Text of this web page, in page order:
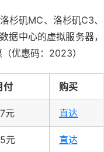
杉矶MC、洛杉矶C3、
据中心的虚拟服务器，
优惠码：2023）
付 购买
元 直达
元 直达